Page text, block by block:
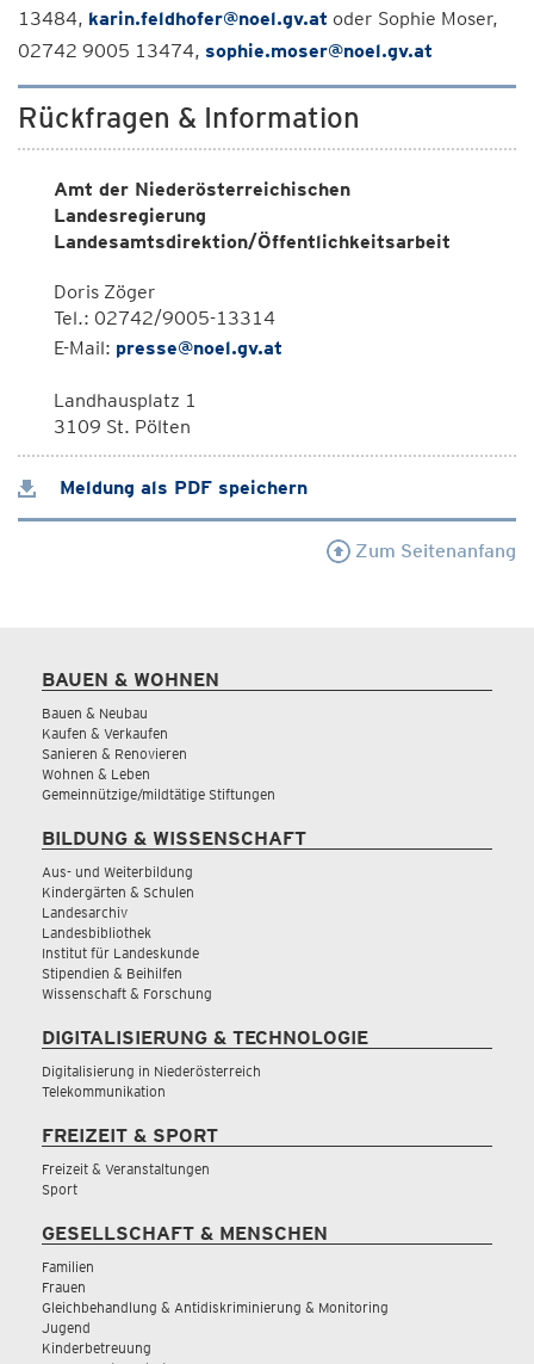
13484, karin.feldhofer@noel.gv.at oder Sophie Moser,
02742 9005 13474, sophie.moser@noel.gv.at
Rückfragen & Information
Amt der Niederösterreichischen
Landesregierung
Landesamtsdirektion/Öffentlichkeitsarbeit
Doris Zöger
Tel.: 02742/9005-13314
E-Mail: presse@noel.gv.at
Landhausplatz 1
3109 St. Pölten
Meldung als PDF speichern
Zum Seitenanfang
BAUEN & WOHNEN
Bauen & Neubau
Kaufen & Verkaufen
Sanieren & Renovieren
Wohnen & Leben
Gemeinnützige/mildtätige Stiftungen
BILDUNG & WISSENSCHAFT
Aus- und Weiterbildung
Kindergärten & Schulen
Landesarchiv
Landesbibliothek
Institut für Landeskunde
Stipendien & Beihilfen
Wissenschaft & Forschung
DIGITALISIERUNG & TECHNOLOGIE
Digitalisierung in Niederösterreich
Telekommunikation
FREIZEIT & SPORT
Freizeit & Veranstaltungen
Sport
GESELLSCHAFT & MENSCHEN
Familien
Frauen
Gleichbehandlung & Antidiskriminierung & Monitoring
Jugend
Kinderbetreuung